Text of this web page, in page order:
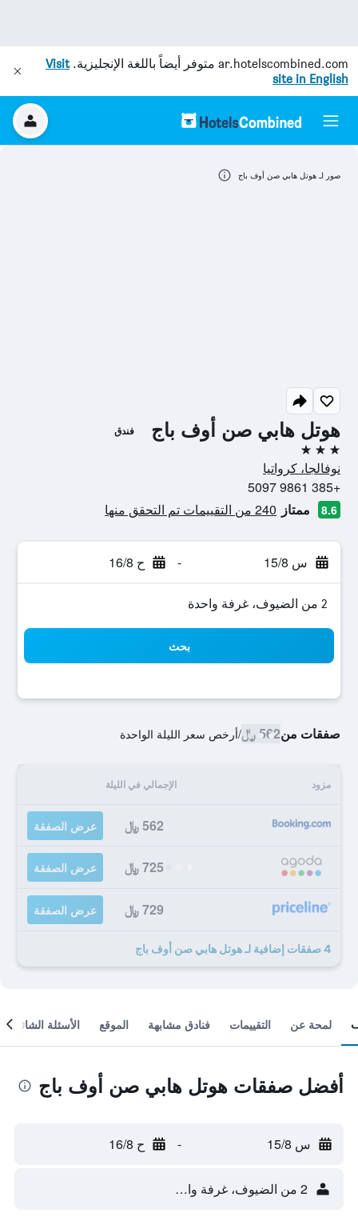
ar.hotelscombined.com متوفر أيضاً باللغة الإنجليزية.Visit
site in English
هوتل هابي صن أوف باج فندق
3 نجوم
نوفالجا، كرواتيا
+385 9861 5097
8.6 ممتاز 240 من التقييمات تم التحقق منها
س 15/8 - ح 16/8
2 من الضيوف، غرفة واحدة
بحث
صفقات من562 ﷼ /أرخص سعر الليلة الواحدة
مزود الإجمالي في الليلة
562 ﷼ عرض الصفقة
725 ﷼ عرض الصفقة
729 ﷼ عرض الصفقة
4 صفقات إضافية لـ هوتل هابي صن أوف باج
صور لـ هوتل هابي صن أوف باج
لمحة عن التقييمات فنادق مشابهة الموقع الأسئلة الشائعة
أفضل صفقات هوتل هابي صن أوف باج
س 15/8 - ح 16/8
2 من الضيوف، غرفة واحدة